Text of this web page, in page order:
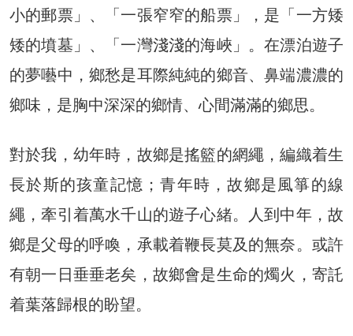
小的郵票」、「一張窄窄的船票」，是「一方矮
矮的墳墓」、「一灣淺淺的海峽」。在漂泊遊子
的夢囈中，鄉愁是耳際純純的鄉音、鼻端濃濃的
鄉味，是胸中深深的鄉情、心間滿滿的鄉思。
對於我，幼年時，故鄉是搖籃的網繩，編織着生
長於斯的孩童記憶；青年時，故鄉是風箏的線
繩，牽引着萬水千山的遊子心緒。人到中年，故
鄉是父母的呼喚，承載着鞭長莫及的無奈。或許
有朝一日垂垂老矣，故鄉會是生命的燭火，寄託
着葉落歸根的盼望。